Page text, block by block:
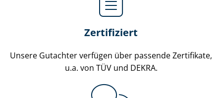
Zertifiziert
Unsere Gutachter verfügen über passende Zertifikate,
u.a. von TÜV und DEKRA.